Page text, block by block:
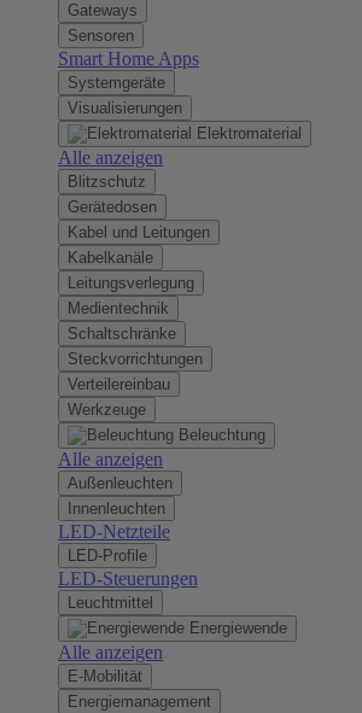
Gateways
Sensoren
Smart Home Apps
Systemgeräte
Visualisierungen
Elektromaterial
Alle anzeigen
Blitzschutz
Gerätedosen
Kabel und Leitungen
Kabelkanäle
Leitungsverlegung
Medientechnik
Schaltschränke
Steckvorrichtungen
Verteilereinbau
Werkzeuge
Beleuchtung
Alle anzeigen
Außenleuchten
Innenleuchten
LED-Netzteile
LED-Profile
LED-Steuerungen
Leuchtmittel
Energiewende
Alle anzeigen
E-Mobilität
Energiemanagement